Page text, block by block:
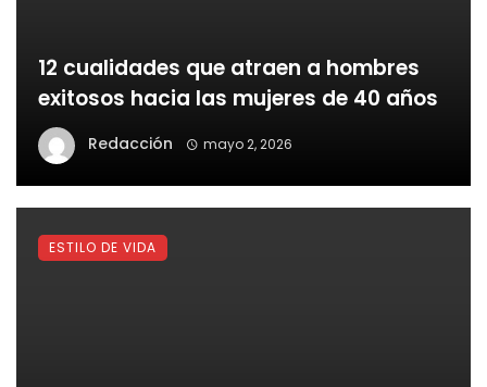
12 cualidades que atraen a hombres
exitosos hacia las mujeres de 40 años
Redacción mayo 2, 2026
ESTILO DE VIDA